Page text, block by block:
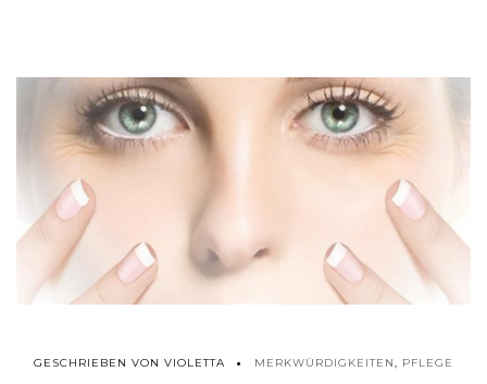
GESCHRIEBEN VON VIOLETTA MERKWÜRDIGKEITEN PFLEGE